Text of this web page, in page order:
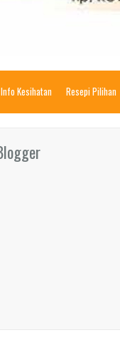
Info Kesihatan Resepi Pilihan